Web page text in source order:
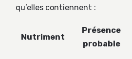
qu’elles contiennent :
Nutriment
Présence
probable